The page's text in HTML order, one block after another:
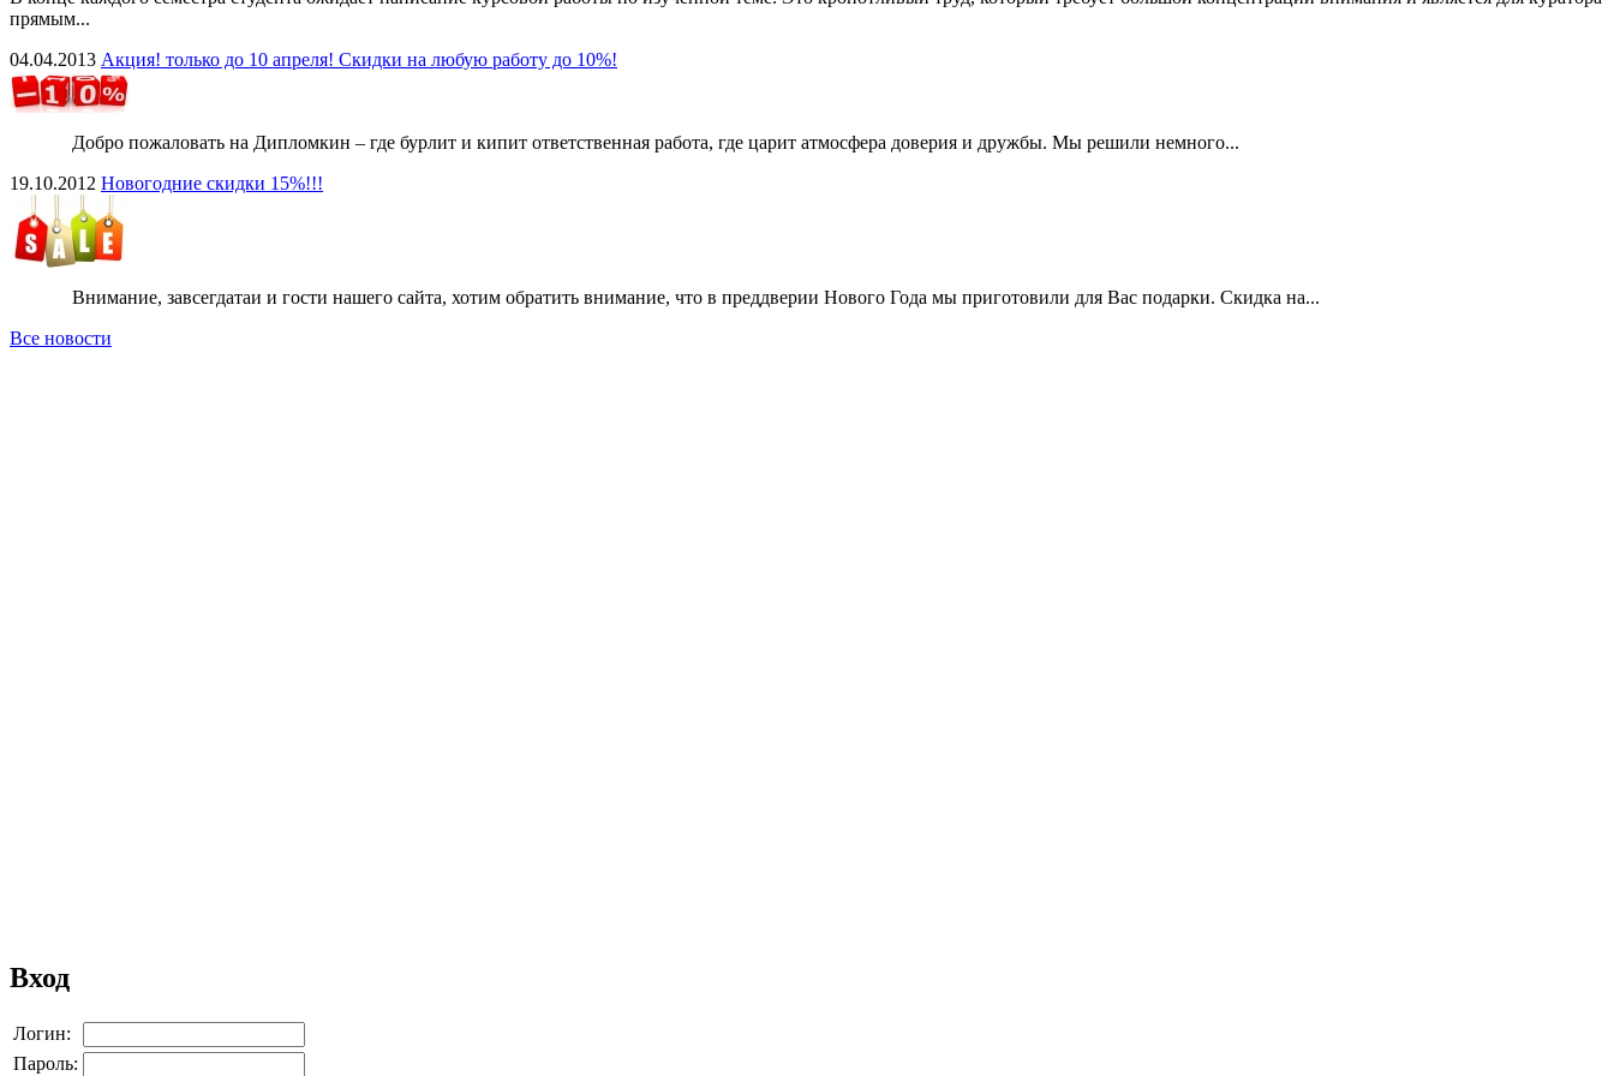
прямым...
04.04.2013 Акция! только до 10 апреля! Скидки на любую работу до 10%!
Добро пожаловать на Дипломкин – где бурлит и кипит ответственная работа, где царит атмосфера доверия и дружбы. Мы решили немного...
19.10.2012 Новогодние скидки 15%!!!
Внимание, завсегдатаи и гости нашего сайта, хотим обратить внимание, что в преддверии Нового Года мы приготовили для Вас подарки. Скидка на...
Все новости
Вход
Логин:
Пароль: